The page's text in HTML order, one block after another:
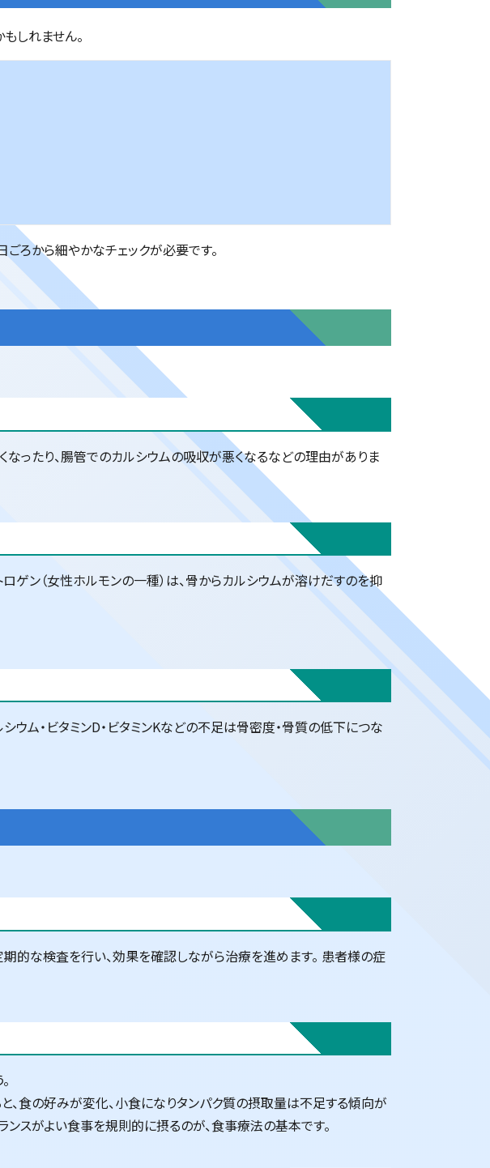
しれません。
ろから細やかなチェックが必要です。
ったり、腸管でのカルシウムの吸収が悪くなるなどの理由がありま
ゲン（女性ホルモンの一種）は、骨からカルシウムが溶けだすのを抑
ム・ビタミンD・ビタミンKなどの不足は骨密度・骨質の低下につな
的な検査を行い、効果を確認しながら治療を進めます。 患者様の症
、食の好みが変化、小食になりタンパク質の摂取量は不足する傾向が
スがよい食事を規則的に摂るのが、食事療法の基本です。